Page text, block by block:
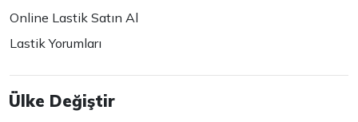
Online Lastik Satın Al
Lastik Yorumları
Ülke Değiştir